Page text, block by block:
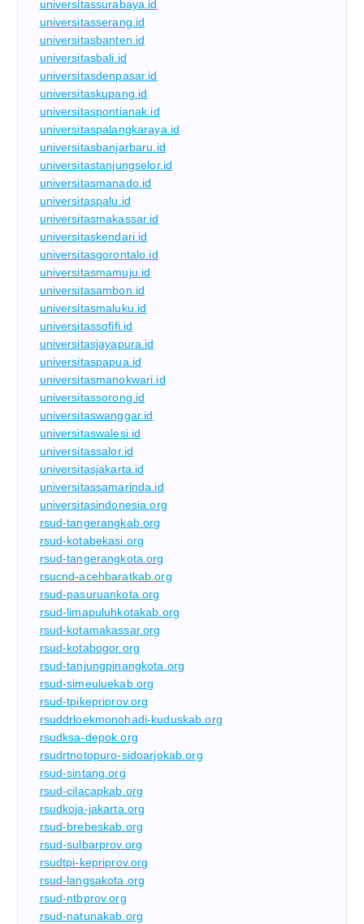
universitassurabaya.id
universitasserang.id
universitasbanten.id
universitasbali.id
universitasdenpasar.id
universitaskupang.id
universitaspontianak.id
universitaspalangkaraya.id
universitasbanjarbaru.id
universitastanjungselor.id
universitasmanado.id
universitaspalu.id
universitasmakassar.id
universitaskendari.id
universitasgorontalo.id
universitasmamuju.id
universitasambon.id
universitasmaluku.id
universitassofifi.id
universitasjayapura.id
universitaspapua.id
universitasmanokwari.id
universitassorong.id
universitaswanggar.id
universitaswalesi.id
universitassalor.id
universitasjakarta.id
universitassamarinda.id
universitasindonesia.org
rsud-tangerangkab.org
rsud-kotabekasi.org
rsud-tangerangkota.org
rsucnd-acehbaratkab.org
rsud-pasuruankota.org
rsud-limapuluhkotakab.org
rsud-kotamakassar.org
rsud-kotabogor.org
rsud-tanjungpinangkota.org
rsud-simeuluekab.org
rsud-tpikepriprov.org
rsuddrloekmonohadi-kuduskab.org
rsudksa-depok.org
rsudrtnotopuro-sidoarjokab.org
rsud-sintang.org
rsud-cilacapkab.org
rsudkoja-jakarta.org
rsud-brebeskab.org
rsud-sulbarprov.org
rsudtpi-kepriprov.org
rsud-langsakota.org
rsud-ntbprov.org
rsud-natunakab.org